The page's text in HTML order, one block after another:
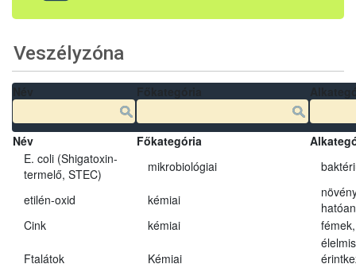
Veszélyzóna
Név Főkategória
E. coli (Shigatoxin-
termelő, STEC)
mikrobiológiai
etilén-oxid kémiai
Cink
kémiai
Ftalátok Kémiai